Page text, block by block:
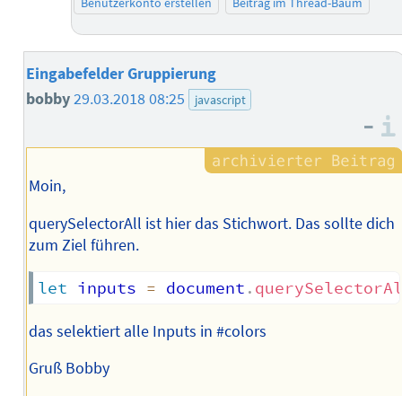
Eingabefelder Gruppierung
bobby29.03.2018 08:25 javascript
–
Moin,
querySelectorAll ist hier das Stichwort. Das sollte dich
zum Ziel führen.
let inputs = document .
das selektiert alle Inputs in #colors
Gruß Bobby